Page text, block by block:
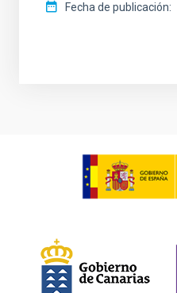
Fecha de publicación